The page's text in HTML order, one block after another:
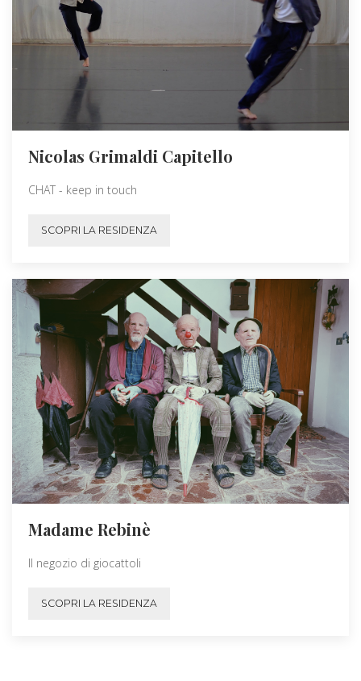
Nicolas Grimaldi Capitello
CHAT - keep in touch
SCOPRI LA RESIDENZA
Madame Rebinè
Il negozio di giocattoli
SCOPRI LA RESIDENZA